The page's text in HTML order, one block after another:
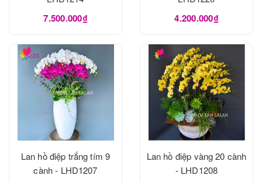
7.500.000₫ 4.200.000₫
Lan hồ điệp trắng tím 9
cành - LHD1207
Lan hồ điệp vàng 20 cành
- LHD1208